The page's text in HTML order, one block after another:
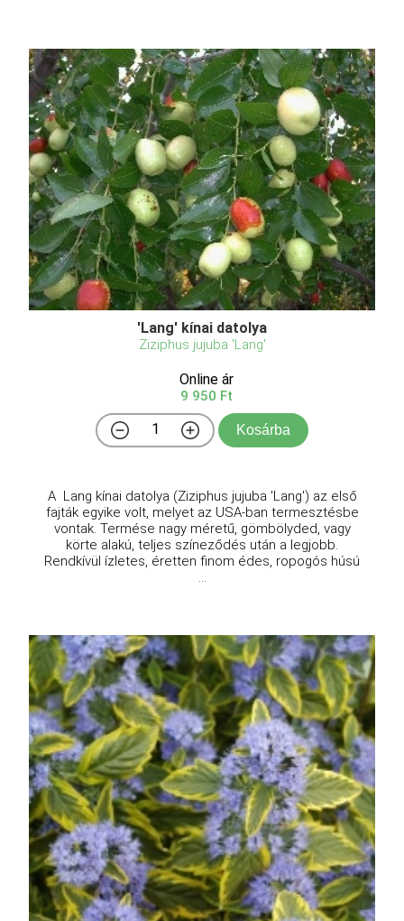
'Lang' kínai datolya
Ziziphus jujuba 'Lang'
Online ár
9 950 Ft
Kosárba
A Lang kínai datolya (Ziziphus jujuba 'Lang') az első
fajták egyike volt, melyet az USA-ban termesztésbe
vontak. Termése nagy méretű, gömbölyded, vagy
körte alakú, teljes színeződés után a legjobb.
Rendkívül ízletes, éretten finom édes, ropogós húsú
...